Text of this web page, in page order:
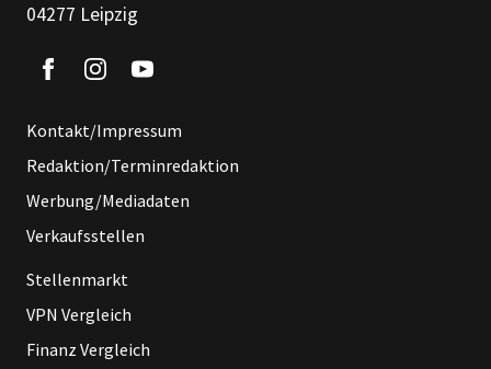
04277 Leipzig
Kontakt/Impressum
Redaktion/Terminredaktion
Werbung/Mediadaten
Verkaufsstellen
Stellenmarkt
VPN Vergleich
Finanz Vergleich